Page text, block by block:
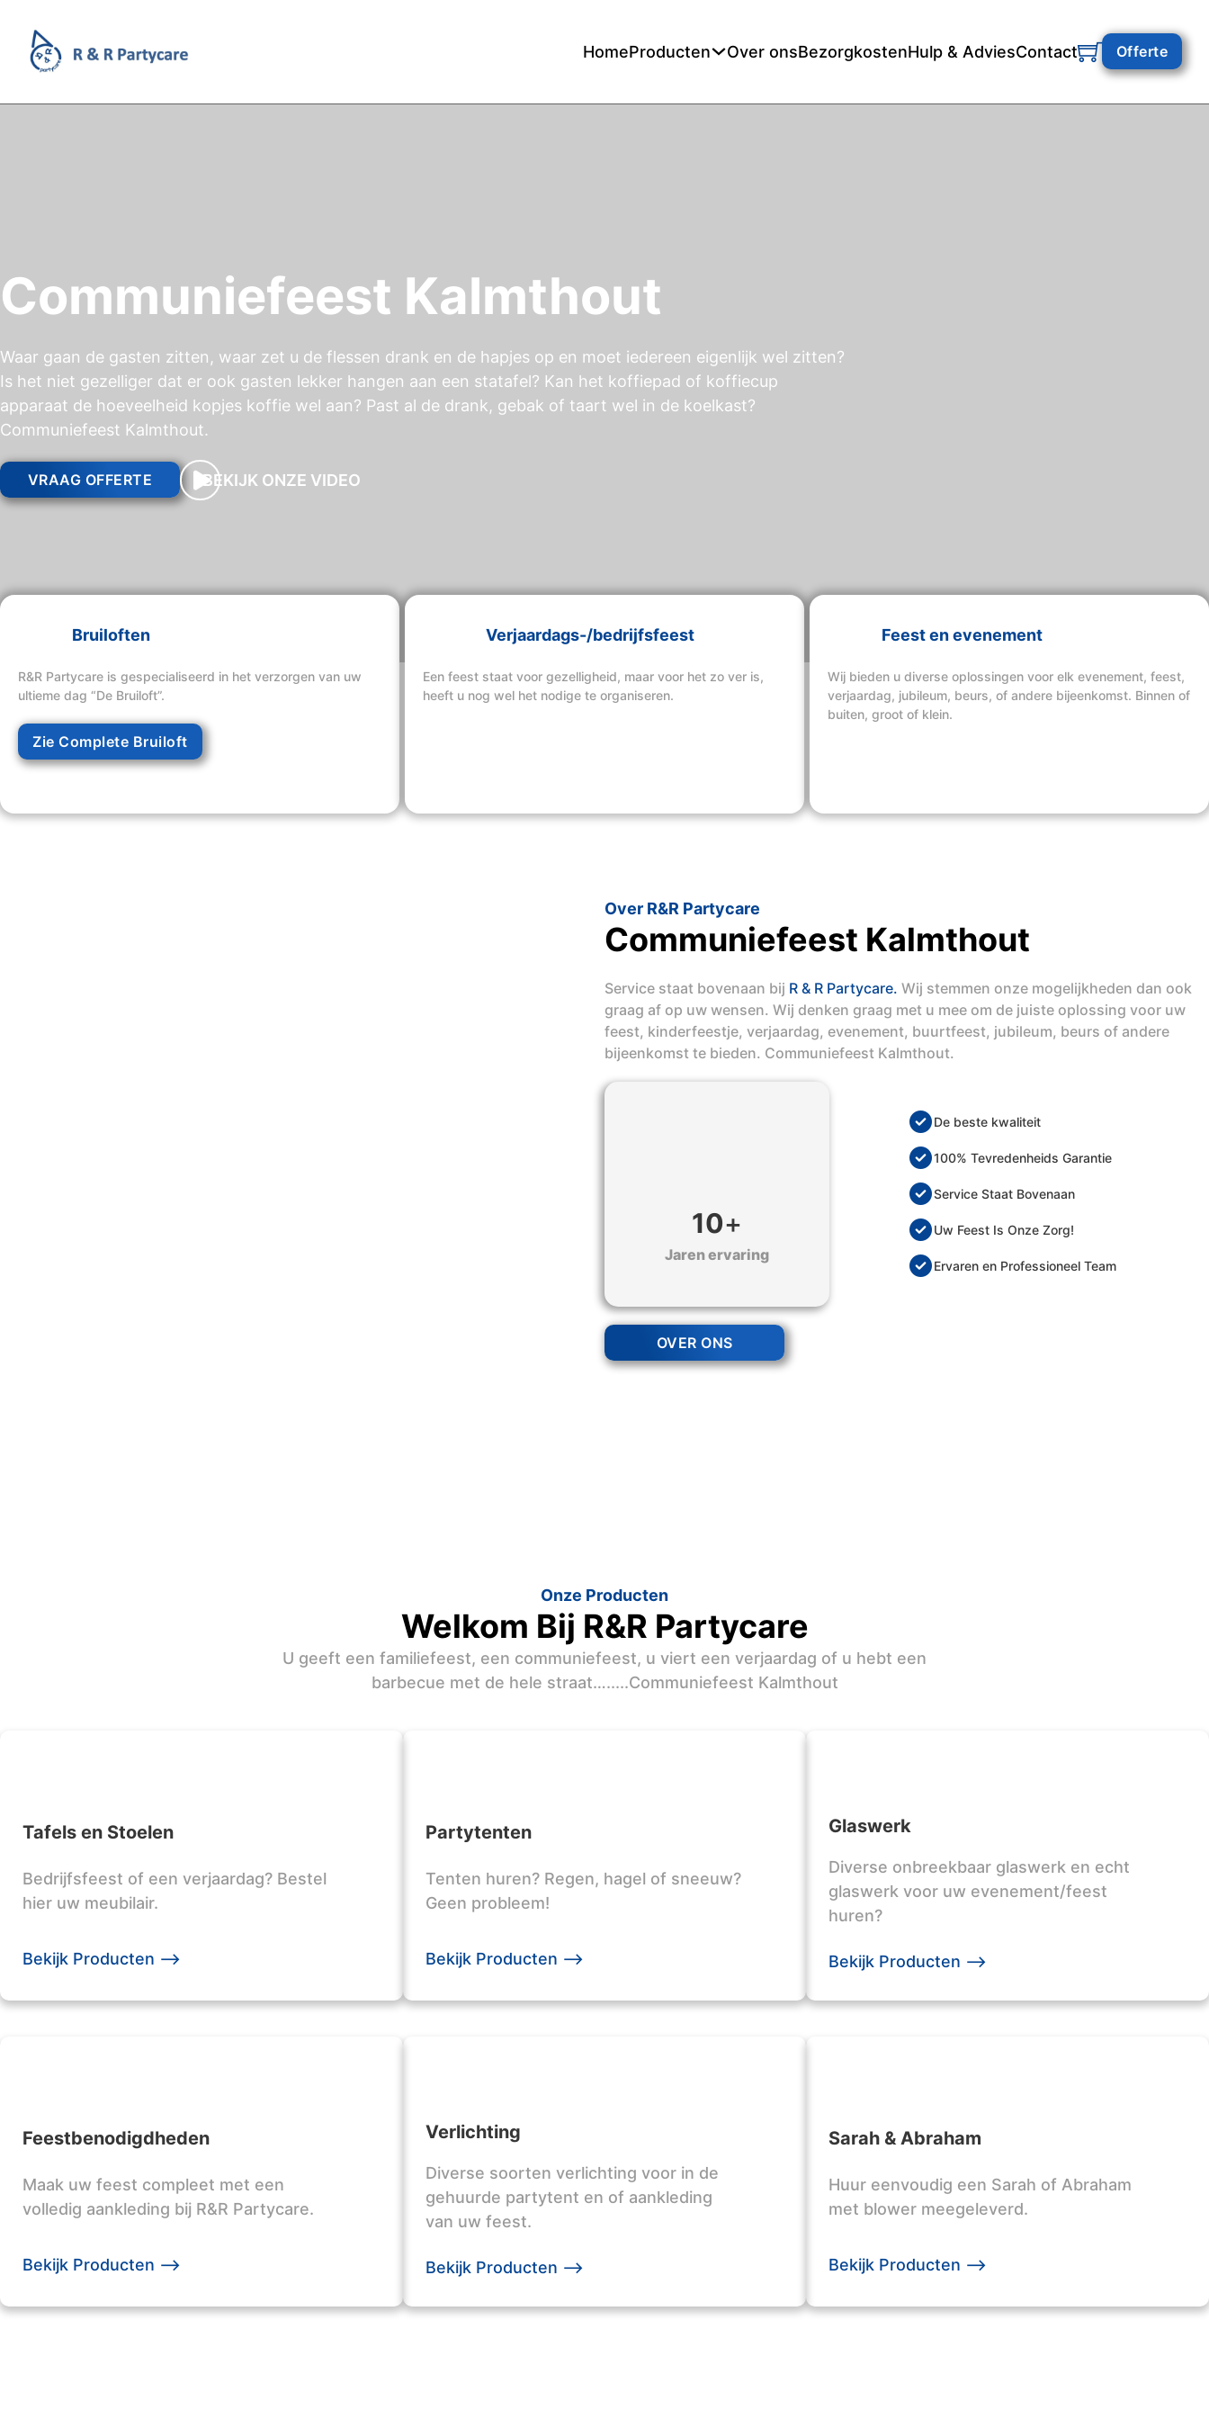
HomeProducten Over onsBezorgkostenHulp & AdviesContact Offerte
Communiefeest Kalmthout
Waar gaan de gasten zitten, waar zet u de flessen drank en de hapjes op en moet iedereen eigenlijk wel zitten?
Is het niet gezelliger dat er ook gasten lekker hangen aan een statafel? Kan het koffiepad of koffiecup
apparaat de hoeveelheid kopjes koffie wel aan? Past al de drank, gebak of taart wel in de koelkast?
Communiefeest Kalmthout.
VRAAG OFFERTE BEKIJK ONZE VIDEO
Bruiloften
R&R Partycare is gespecialiseerd in het verzorgen van uw
ultieme dag “De Bruiloft”.
Zie Complete Bruiloft
Verjaardags-/bedrijfsfeest
Een feest staat voor gezelligheid, maar voor het zo ver is,
heeft u nog wel het nodige te organiseren.
Feest en evenement
Wij bieden u diverse oplossingen voor elk evenement, feest,
verjaardag, jubileum, beurs, of andere bijeenkomst. Binnen of
buiten, groot of klein.
Over R&R Partycare
Communiefeest Kalmthout
Service staat bovenaan bij R & R Partycare. Wij stemmen onze mogelijkheden dan ook
graag af op uw wensen. Wij denken graag met u mee om de juiste oplossing voor uw
feest, kinderfeestje, verjaardag, evenement, buurtfeest, jubileum, beurs of andere
bijeenkomst te bieden. Communiefeest Kalmthout.
10+
Jaren ervaring
De beste kwaliteit
100% Tevredenheids Garantie
Service Staat Bovenaan
Uw Feest Is Onze Zorg!
Ervaren en Professioneel Team
OVER ONS
Onze Producten
Welkom Bij R&R Partycare
U geeft een familiefeest, een communiefeest, u viert een verjaardag of u hebt een
barbecue met de hele straat….....Communiefeest Kalmthout
Tafels en Stoelen
Bedrijfsfeest of een verjaardag? Bestel
hier uw meubilair.
Bekijk Producten -->
Partytenten
Tenten huren? Regen, hagel of sneeuw?
Geen probleem!
Bekijk Producten -->
Glaswerk
Diverse onbreekbaar glaswerk en echt
glaswerk voor uw evenement/feest
huren?
Bekijk Producten -->
Feestbenodigdheden
Maak uw feest compleet met een
volledig aankleding bij R&R Partycare.
Bekijk Producten -->
Verlichting
Diverse soorten verlichting voor in de
gehuurde partytent en of aankleding
van uw feest.
Bekijk Producten -->
Sarah & Abraham
Huur eenvoudig een Sarah of Abraham
met blower meegeleverd.
Bekijk Producten -->